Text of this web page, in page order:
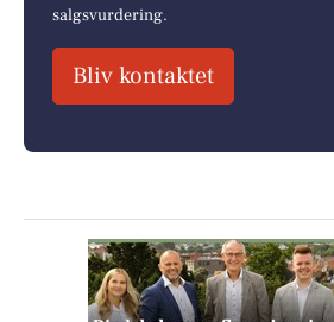
salgsvurdering.
Bliv kontaktet